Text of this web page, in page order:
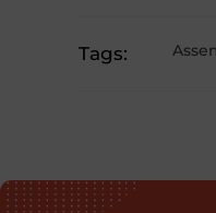
Tags: